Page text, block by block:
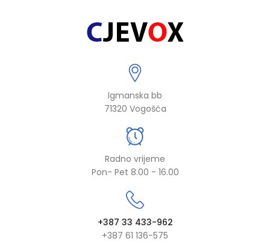
Igmanska bb
71320 Vogošća
Radno vrijeme
Pon- Pet 8.00 - 16.00
+387 33 433-962
+387 61 136-575